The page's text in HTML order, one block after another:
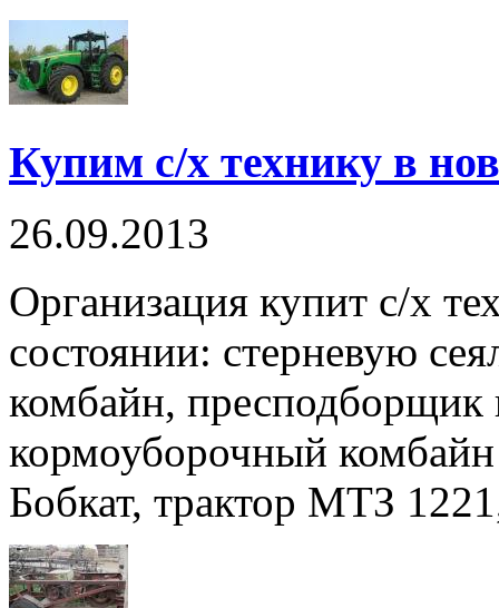
Купим с/х технику в
26.09.2013
Организация купит с/х
состоянии: стерневую
комбайн, пресподборщик
кормоуборочный
Бобкат, трактор МТЗ